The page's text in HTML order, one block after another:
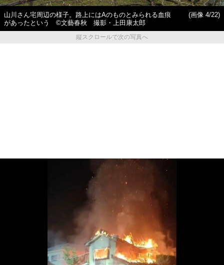
山川さん宅周辺の様子。路上にはAのものとみられる血痕
があったという ©文藝春秋 撮影・上田康太郎
(画像 4/22)
縦スクロールで次の写真へ